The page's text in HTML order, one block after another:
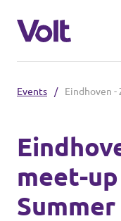
Afdelingen
Volt Amsterdam
Volt Arnhem
Volt Delft
Standpunten
Over Volt
Events /
meet-